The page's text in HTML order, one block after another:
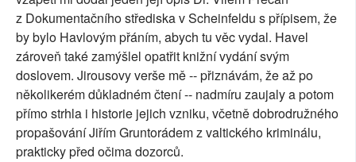
z Dokumentačního střediska v Scheinfeldu s přípisem, že
by bylo Havlovým přáním, abych tu věc vydal. Havel
zároveň také zamýšlel opatřit knižní vydání svým
doslovem. Jirousovy verše mě -- přiznávám, že až po
několikerém důkladném čtení -- nadmíru zaujaly a potom
přímo strhla i historie jejich vzniku, včetně dobrodružného
propašování Jiřím Gruntorádem z valtického kriminálu,
prakticky před očima dozorců.